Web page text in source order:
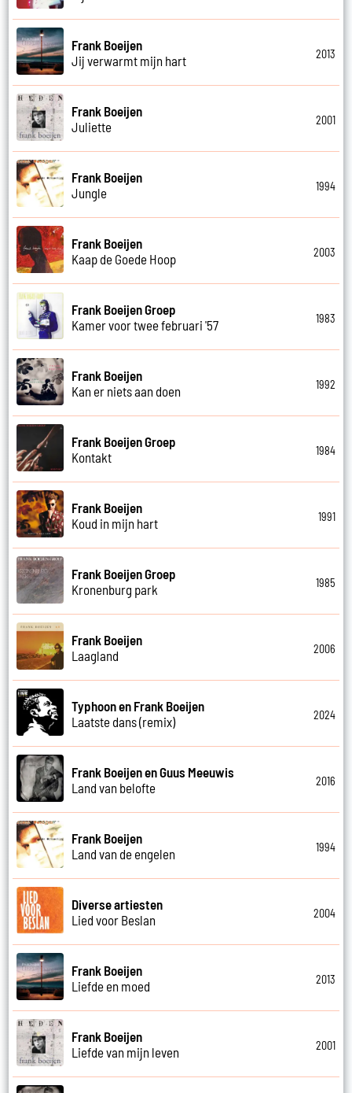
Frank Boeijen
Jij verwarmt mijn hart
2013
Frank Boeijen
Juliette
2001
Frank Boeijen
Jungle
1994
Frank Boeijen
Kaap de Goede Hoop
2003
Frank Boeijen Groep
Kamer voor twee februari '57
1983
Frank Boeijen
Kan er niets aan doen
1992
Frank Boeijen Groep
Kontakt
1984
Frank Boeijen
Koud in mijn hart
1991
Frank Boeijen Groep
Kronenburg park
1985
Frank Boeijen
Laagland
2006
Typhoon en Frank Boeijen
Laatste dans (remix)
2024
Frank Boeijen en Guus Meeuwis
Land van belofte
2016
Frank Boeijen
Land van de engelen
1994
Diverse artiesten
Lied voor Beslan
2004
Frank Boeijen
Liefde en moed
2013
Frank Boeijen
Liefde van mijn leven
2001